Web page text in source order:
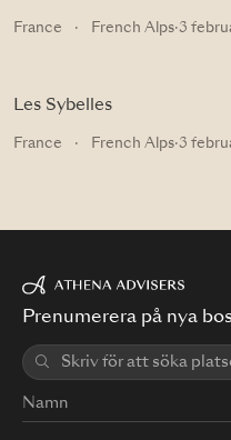
France · French Alps·3
Les Sybelles
France · French Alps·3
Prenumerera på nya